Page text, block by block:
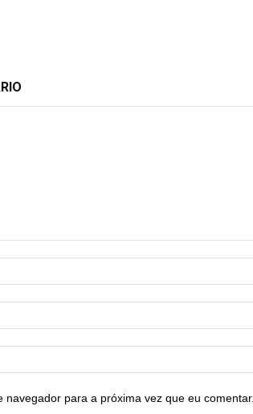
navegador para a próxima vez que eu comentar.